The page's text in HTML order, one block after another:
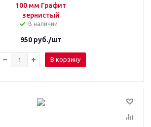
100 мм Графит
зернистый
В наличии
950руб./шт
В корзину